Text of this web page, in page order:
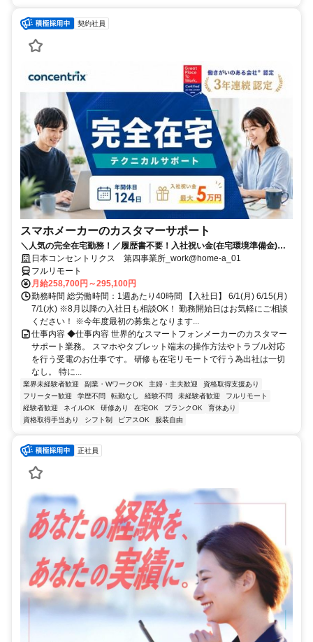
契約社員
スマホメーカーのカスタマーサポート
＼人気の完全在宅勤務！／履歴書不要！入社祝い金(在宅環境準備金)最
大5万円支給！入社手続きから研修・業務とすべてフルリモートなので
お住まいに関係なく働くことが出来る環境です！
日本コンセントリクス 第四事業所_work@home-a_01
フルリモート
月給258,700円～295,100円
勤務時間 総労働時間：1週あたり40時間 【入社日】 6/1(月) 6/15(月)
7/1(水) ※8月以降の入社日も相談OK！ 勤務開始日はお気軽にご相談
ください！ ※今年度最初の募集となります...
仕事内容 ◆仕事内容 世界的なスマートフォンメーカーのカスタマー
サポート業務。 スマホやタブレット端末の操作方法やトラブル対応
を行う受電のお仕事です。 研修も在宅リモートで行う為出社は一切
なし。 特に...
業界未経験者歓迎 副業・WワークOK 主婦・主夫歓迎
資格取得支援あり
フリーター歓迎
学歴不問 転勤なし 経験不問 未経験者歓迎
フルリモート
経験者歓迎
ネイルOK 研修あり 在宅OK ブランクOK
育休あり
資格取得手当あり
シフト制 ピアスOK 服装自由
正社員